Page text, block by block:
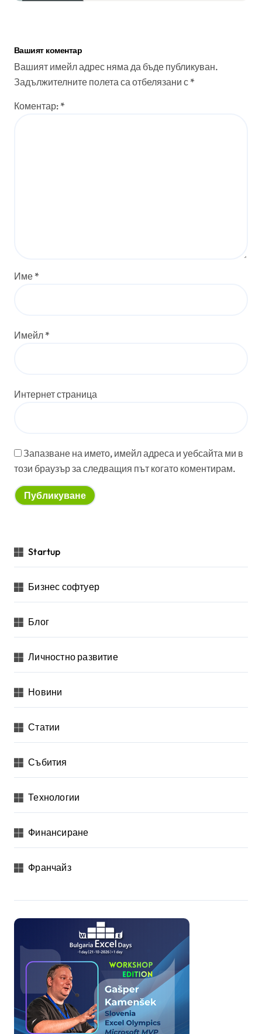
Вашият коментар
Вашият имейл адрес няма да бъде публикуван.
Задължителните полета са отбелязани с *
Коментар: *
Име *
Имейл *
Интернет страница
Запазване на името, имейл адреса и уебсайта ми в
този браузър за следващия път когато коментирам.
Startup
Бизнес софтуер
Блог
Личностно развитие
Новини
Статии
Събития
Технологии
Финансиране
Франчайз